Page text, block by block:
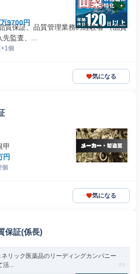
9700円
質保証、品質管理業務の経験者 （品質
監査、...
+1個
気になる
甲
円
個
気になる
保証(係長)
リック医薬品のリーディングカンパニー
活...